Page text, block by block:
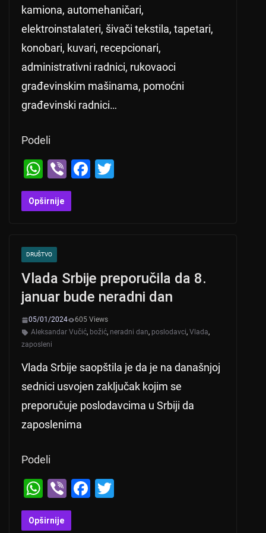
kamiona, automehaničari,
elektroinstalateri, šivači tekstila, tapetari,
konobari, kuvari, recepcionari,
administrativni radnici, rukovaoci
građevinskim mašinama, pomoćni
građevinski radnici…
Podeli
W
h
at
A
p
p
Vi
b
er
F
o
k
Opširnije
DRUŠTVO
Vlada Srbije preporučila da 8.
januar bude neradni dan
05/01/2024
605 Views
Aleksandar Vučić, božić, neradni dan, poslodavci, Vlada,
zaposleni
Vlada Srbije saopštila je da je na današnjoj
sednici usvojen zaključak kojim se
preporučuje poslodavcima u Srbiji da
zaposlenima
Podeli
W
h
at
Vi
b
er
F
Opširnije